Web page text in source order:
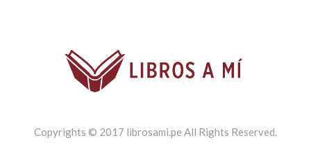
Copyrights © 2017 librosami.pe All Rights Reserved.